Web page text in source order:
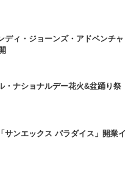
ディ・ジョーンズ・アドベンチャ
・ナショナルデー花火&盆踊り祭
サンエックス パラダイス」開業イ